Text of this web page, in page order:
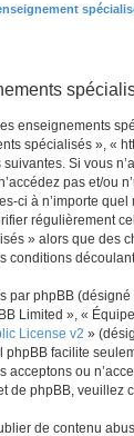
enseignements
spécialisés », «
Si vous
pas et/ou
ci à n’importe
régulièrement
» alors que des
conditions
par phpBB
Limited », «
License v2 »
phpBB facilite
acceptons ou
de phpBB, veuillez
de contenu